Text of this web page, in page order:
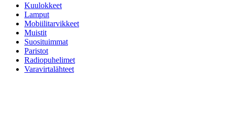
Kuulokkeet
Lamput
Mobiilitarvikkeet
Muistit
Suosituimmat
Paristot
Radiopuhelimet
Varavirtalähteet